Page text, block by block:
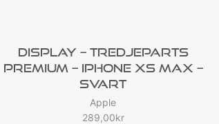
Display – Tredjeparts
Premium – IPhone XS Max –
Svart
Apple
289,00kr